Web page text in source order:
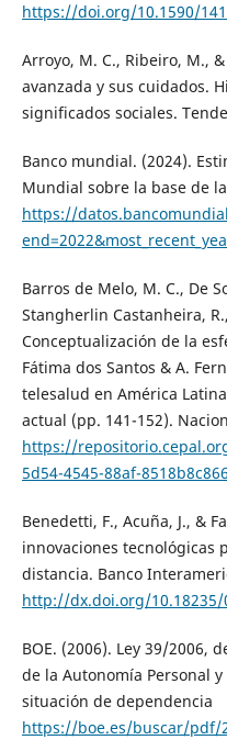
https://doi.org/10.1590/
Arroyo, M. C., Ribeiro, M.,
avanzada y sus cuidados.
significados sociales.
Banco mundial. (2024).
Mundial sobre la base de
https://
Barros de Melo, M. C., De
Stangherlin Castanheira,
Conceptualización de la
Fátima dos Santos & A.
telesalud en América
actual (pp. 141-152).
https://
5d54-4545-88af-
Benedetti, F., Acuña, J., &
innovaciones tecnológicas
distancia. Banco
http://dx.doi.org/10.18235/
BOE. (2006). Ley 39/2006,
de la Autonomía Personal
situación de dependencia
https://boe.es/buscar/pdf/